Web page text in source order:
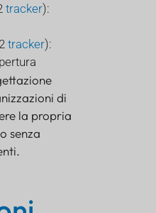
tracker):
tracker):
di
la propria
senza